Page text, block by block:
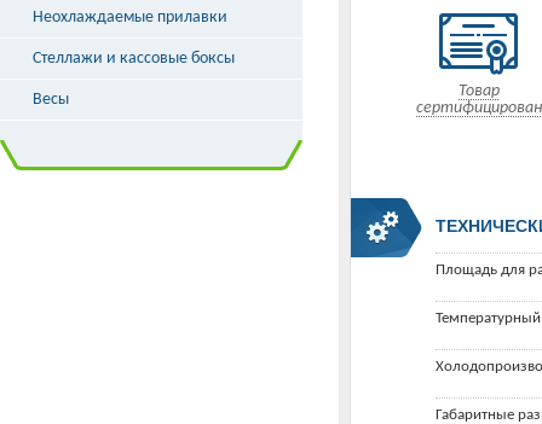
Товар
сертифицирован
Площадь для
Габаритные
Неохлаждаемые прилавки
Стеллажи и кассовые боксы
Весы